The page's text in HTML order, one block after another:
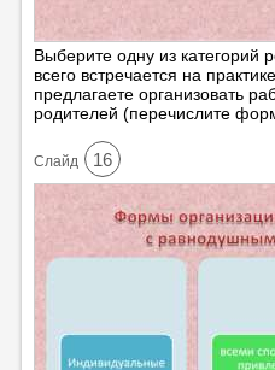
Выберите одну из категорий
всего встречается на
предлагаете организовать
родителей (перечислите
Cлайд 16